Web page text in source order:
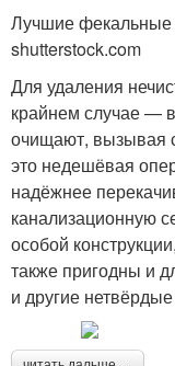
Лучшие фекальные
shutterstock.com
Для удаления
крайнем случае —
очищают, вызывая
это недешёвая
надёжнее
канализационную
особой
также пригодны и
и другие